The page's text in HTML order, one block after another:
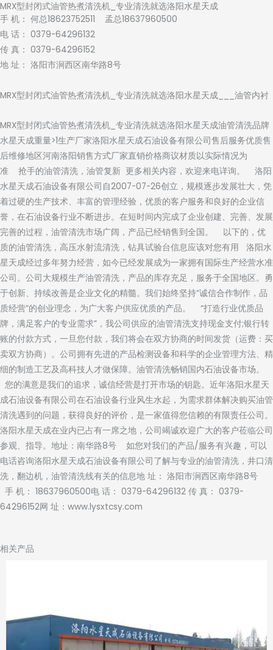
MRX型封闭式油管热煮清洗机_专业清洗就选洛阳水星天成
手 机： 何总18623752511 孟总18637960500
电 话： 0379-64296132
传 真： 0379-64296152
地 址： 洛阳市涧西区南华路8号
MRX型封闭式油管热煮清洗机_专业清洗就选洛阳水星天成___油管内衬
MRX型封闭式油管热煮清洗机_专业清洗就选洛阳水星天成油管清洗品牌
水星天成重量>1生产厂家洛阳水星天成石油设备有限公司售后服务优质售
后维修地区河南洛阳销售方式厂家直销价格商议材质以实际情况为
准 抢手的油管清洗，油管复新 更多相关内容，欢迎来电详询。 洛阳
水星天成石油设备有限公司自2007-07-26创立，规模逐步发展壮大，凭
着过硬的生产技术、丰富的管理经验，优质的客户服务和良好的企业信
誉，在石油设备行业不断进步。在短时间内完成了企业创建、完善、发展
完善的过程，油管清洗市场广阔，产品已经销售到全国。 以下的，优
质的油管清洗，高压水射流清洗，钻具试验台信息应该对您有用 洛阳水
星天成经过多年努力经营，如今已经发展成为一家拥有国际生产经营水准
公司。公司大规模生产油管清洗，产品的库存充足，服务于全国地区。勇
于创新、持续改善是企业文化的精髓。我们始终坚持“诚信合作制作，品
质经营”的创业理念，为广大客户供应优质的产品。 “打造行业优质品
牌，满足客户的专业需求”，我公司供应的油管清洗支持现金支付;银行转
账的付款方式，一旦您付款，我们将会在双方协商的时间发货（运费：买
卖双方协商）。公司拥有先进的产品检测设备和科学的企业管理方法、精
细的制造工艺及高科技人才做保障。油管清洗畅销国内石油设备市场。
您的满意是我们的追求，诚信经营是打开市场的钥匙。近年洛阳水星天
成石油设备有限公司在石油设备行业风生水起，为需求群体解决购买油管
清洗遇到的问题，获得良好的评价，是一家值得您信赖的有限责任公司。
洛阳水星天成在业内已占有一席之地，公司竭诚欢迎广大的客户莅临公司
参观、指导。地址：南华路8号 如您对我们的产品/服务有兴趣，可以
电话咨询洛阳水星天成石油设备有限公司了解与专业的油管清洗，井口清
洗，翻边机，油管清洗线有关的信息地 址： 洛阳市涧西区南华路8号
手 机： 18637960500电 话： 0379-64296132 传 真： 0379-
64296152网 址：www.lysxtcsy.com
相关产品